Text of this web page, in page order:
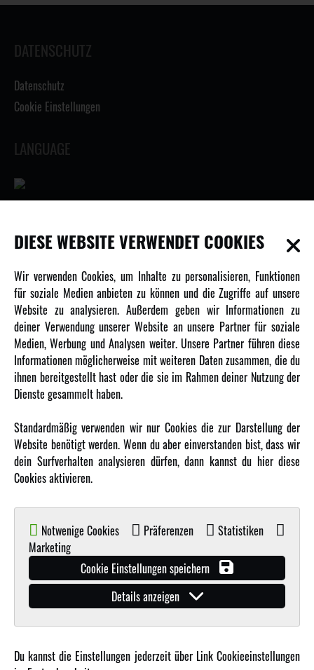
DATENSCHUTZ
Datenschutz
Cookie Einstellungen
LANGUAGE
INFORMATIONEN
Newsletter
Über uns
Karriere
Amewi Kataloge
MEHR VON AMEWI
Amewi Construction - Nutzfahrzeuge
Malinos - Die kreative Seite von Amewi
Werden Sie Amewi Händler
© Copyright 2019 - 2026 Amewi Trade GmbH - Alle Rechte vorbehalten |Impressum| Der
DIESE WEBSITE VERWENDET COOKIES
Wir verwenden Cookies, um Inhalte zu personalisieren, Funktionen
für soziale Medien anbieten zu können und die Zugriffe auf unsere
Website zu analysieren. Außerdem geben wir Informationen zu
deiner Verwendung unserer Website an unsere Partner für soziale
Medien, Werbung und Analysen weiter. Unsere Partner führen diese
Informationen möglicherweise mit weiteren Daten zusammen, die du
ihnen bereitgestellt hast oder die sie im Rahmen deiner Nutzung der
Dienste gesammelt haben.
Standardmäßig verwenden wir nur Cookies die zur Darstellung der
Website benötigt werden. Wenn du aber einverstanden bist, dass wir
dein Surfverhalten analysieren dürfen, dann kannst du hier diese
Cookies aktivieren.
Notwenige Cookies Präferenzen
Statistiken
Marketing
Cookie Einstellungen speichern
Details anzeigen
Du kannst die Einstellungen jederzeit über Link Cookieeinstellungen